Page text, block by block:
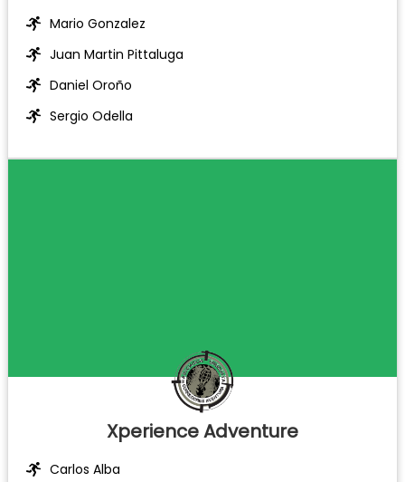
Mario Gonzalez
Juan Martin Pittaluga
Daniel Oroño
Sergio Odella
Xperience Adventure
Carlos Alba